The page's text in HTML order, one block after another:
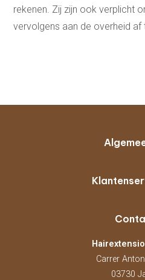
rekenen. Zij zijn ook verplicht
vervolgens aan de overheid af
Carrer
03730